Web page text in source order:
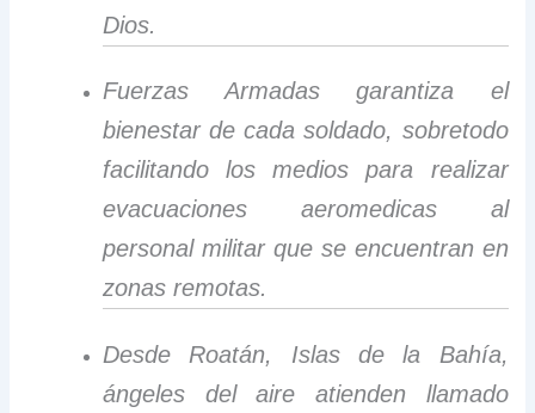
Dios.
Fuerzas Armadas garantiza el
bienestar de cada soldado, sobretodo
facilitando los medios para realizar
evacuaciones aeromedicas al
personal militar que se encuentran en
zonas remotas.
Desde Roatán, Islas de la Bahía,
ángeles del aire atienden llamado